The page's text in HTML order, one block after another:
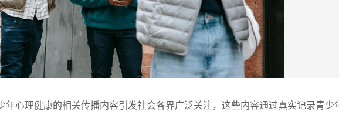
年心理健康的相关传播内容引发社会各界广泛关注，这些内容通过真实记录青少